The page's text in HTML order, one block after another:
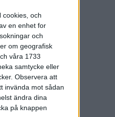
cookies, och
en enhet for
och
om geografisk
våra 1733
samtycke eller
Observera att
invända mot sådan
ändra dina
på knappen